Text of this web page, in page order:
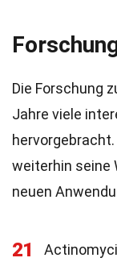
Die Forschung
Jahre viele
weiterhin seine
neuen
21